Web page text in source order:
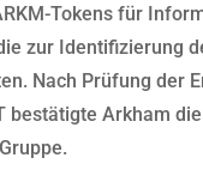
Tokens für
zur Identifizierung
Nach Prüfung der
bestätigte Arkham